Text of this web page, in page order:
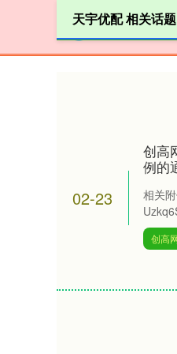
天宇优配 相关话题
02-23
创高
例的
相关
创高